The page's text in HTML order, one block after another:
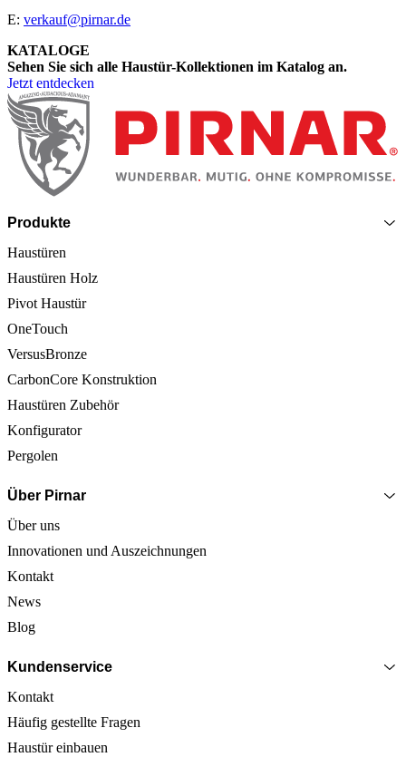
E: verkauf@pirnar.de
KATALOGE
Sehen Sie sich alle Haustür-Kollektionen im Katalog an.
Jetzt entdecken
Seitenfooter
Produkte
Haustüren
Haustüren Holz
Pivot Haustür
OneTouch
VersusBronze
CarbonCore Konstruktion
Haustüren Zubehör
Konfigurator
Pergolen
Über Pirnar
Über uns
Innovationen und Auszeichnungen
Kontakt
News
Blog
Kundenservice
Kontakt
Häufig gestellte Fragen
Haustür einbauen